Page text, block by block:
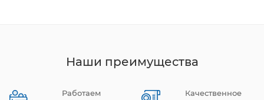
Наши преимущества
Работаем
Качественное